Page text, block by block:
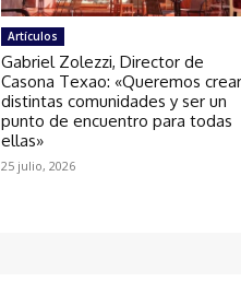
Artículos
Gabriel Zolezzi, Director de
Casona Texao: «Queremos crear
distintas comunidades y ser un
punto de encuentro para todas
ellas»
25 julio, 2026